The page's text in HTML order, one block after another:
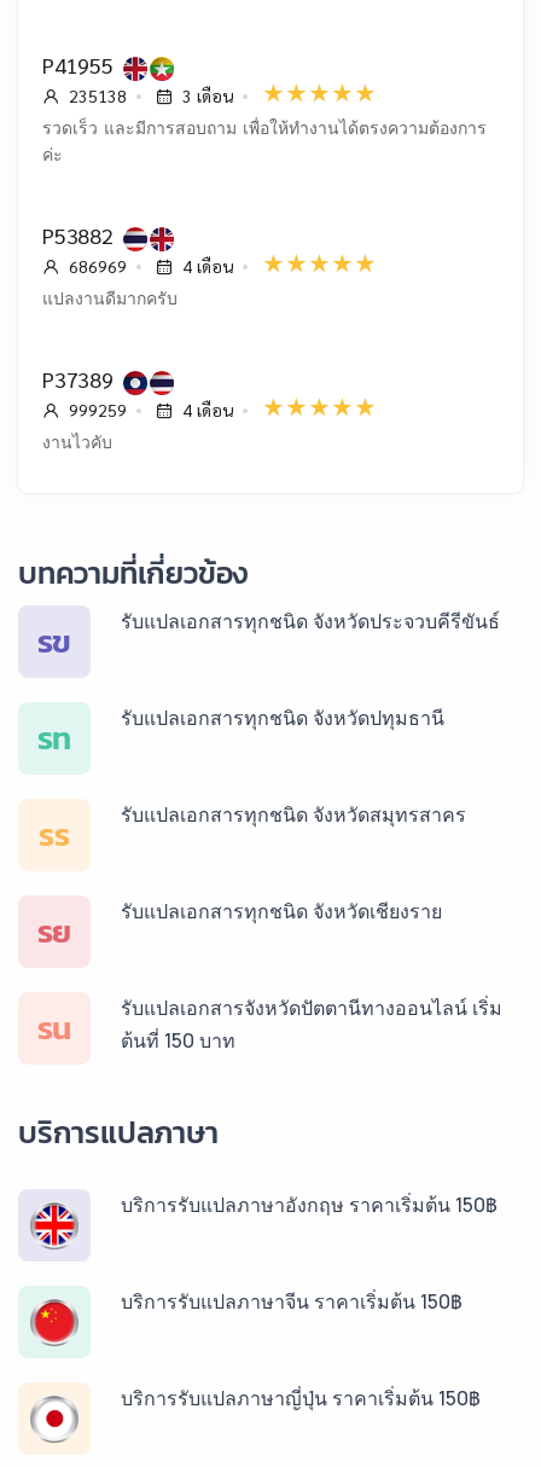
P41955
235138 3 เดือน
รวดเร็ว และมีการสอบถาม เพื่อให้ทำงานได้ตรงความต้องการ
ค่ะ
P53882
686969 4 เดือน
แปลงานดีมากครับ
P37389
999259 4 เดือน
งานไวคับ
บทความที่เกี่ยวข้อง
รข รับแปลเอกสารทุกชนิด จังหวัดประจวบคีรีขันธ์
รท รับแปลเอกสารทุกชนิด จังหวัดปทุมธานี
รร รับแปลเอกสารทุกชนิด จังหวัดสมุทรสาคร
รย รับแปลเอกสารทุกชนิด จังหวัดเชียงราย
รน
รับแปลเอกสารจังหวัดปัตตานีทางออนไลน์ เริ่ม
ต้นที่ 150 บาท
บริการแปลภาษา
บริการรับแปลภาษาอังกฤษ ราคาเริ่มต้น 150฿
บริการรับแปลภาษาจีน ราคาเริ่มต้น 150฿
บริการรับแปลภาษาญี่ปุ่น ราคาเริ่มต้น 150฿